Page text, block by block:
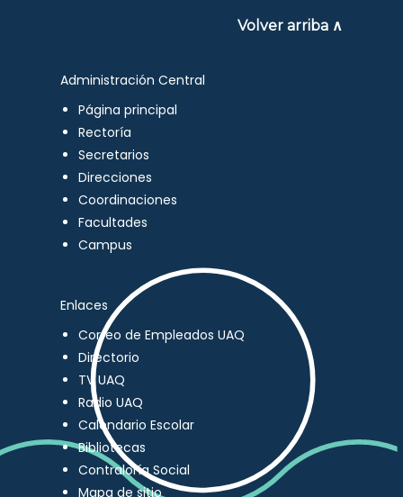
Volver arriba ∧
Administración Central
Página principal
Rectoría
Secretarios
Direcciones
Coordinaciones
Facultades
Campus
Enlaces
Correo de Empleados UAQ
Directorio
TV UAQ
Radio UAQ
Calendario Escolar
Bibliotecas
Contraloría Social
Mapa de sitio